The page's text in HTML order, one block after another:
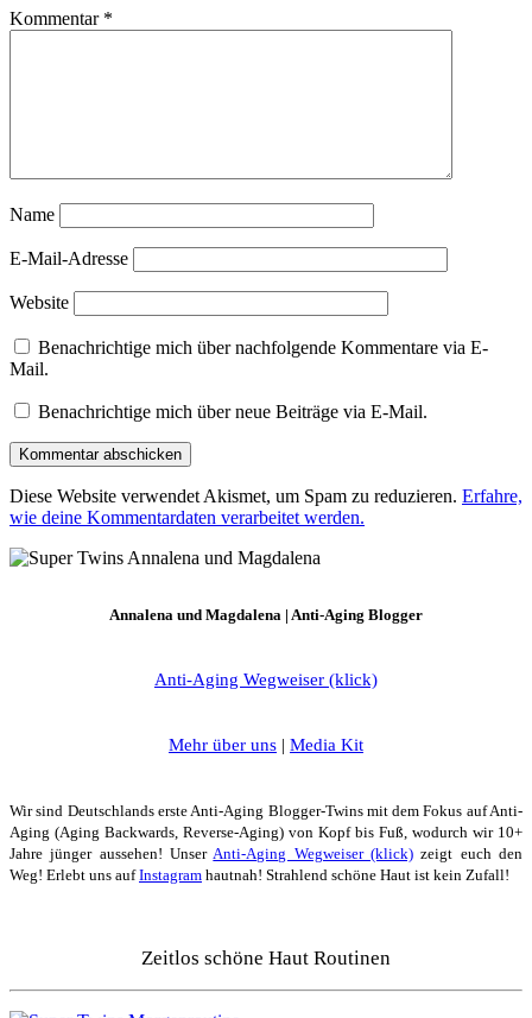
Kommentar *
Name
E-Mail-Adresse
Website
Benachrichtige mich über nachfolgende Kommentare via E-
Mail.
Benachrichtige mich über neue Beiträge via E-Mail.
Diese Website verwendet Akismet, um Spam zu reduzieren. Erfahre,
wie deine Kommentardaten verarbeitet werden.
Annalena und Magdalena | Anti-Aging Blogger
Anti-Aging Wegweiser (klick)
Mehr über uns | Media Kit
Wir sind Deutschlands erste Anti-Aging Blogger-Twins mit dem Fokus auf Anti-
Aging (Aging Backwards, Reverse-Aging) von Kopf bis Fuß, wodurch wir 10+
Jahre jünger aussehen! Unser Anti-Aging Wegweiser (klick) zeigt euch den
Weg! Erlebt uns aufInstagram hautnah! Strahlend schöne Haut ist kein Zufall!
Zeitlos schöne Haut Routinen